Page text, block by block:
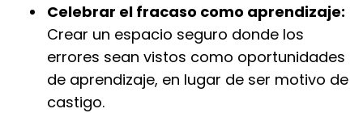
Celebrar el fracaso como aprendizaje:
Crear un espacio seguro donde los
errores sean vistos como oportunidades
de aprendizaje, en lugar de ser motivo de
castigo.